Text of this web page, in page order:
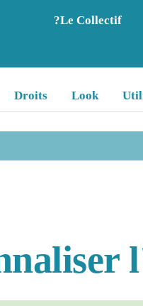
?️Le Collectif
Droits Look